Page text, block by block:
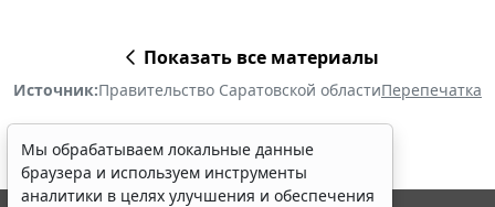
Показать все материалы
Источник:Правительство Саратовской областиПерепечатка
Мы обрабатываем локальные данные
браузера и используем инструменты
аналитики в целях улучшения и обеспечения